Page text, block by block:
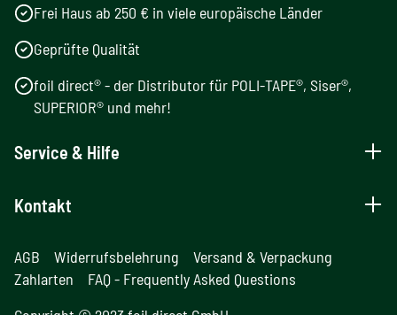
Frei Haus ab 250 € in viele europäische Länder
Geprüfte Qualität
foil direct® - der Distributor für POLI-TAPE®, Siser®,
SUPERIOR® und mehr!
Service & Hilfe
Kontakt
AGB Widerrufsbelehrung
Versand & Verpackung
Zahlarten
FAQ - Frequently Asked Questions